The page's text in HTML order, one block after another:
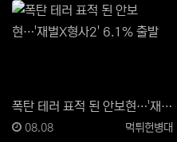
폭탄 테러 표적 된 안보현…'재벌X형사2' 6.1% 출…
등록자
먹튀헌병대
등록일
08.08